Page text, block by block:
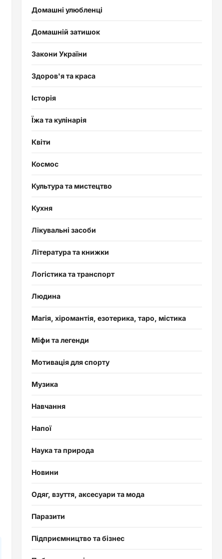
Домашні улюбленці
Домашній затишок
Закони України
Здоров'я та краса
Історія
Їжа та кулінарія
Квіти
Космос
Культура та мистецтво
Кухня
Лікувальні засоби
Література та книжки
Логістика та транспорт
Людина
Магія, хіромантія, езотерика, таро, містика
Міфи та легенди
Мотивація для спорту
Музика
Навчання
Напої
Наука та природа
Новини
Одяг, взуття, аксесуари та мода
Паразити
Підприємництво та бізнес